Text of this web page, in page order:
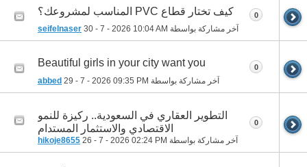
كيف تختار قطاع PVC المناسب لمشروعك؟
آخر مشاركة بواسطة seifelnaser 30 - 7 - 2026 10:04 AM
0
Beautiful girls in your city want you
آخر مشاركة بواسطة abbed 29 - 7 - 2026 09:35 PM
0
التطوير العقاري في السعودية.. ركيزة للنمو
الاقتصادي والاستثمار المستدام
آخر مشاركة بواسطة hikoje8655 26 - 7 - 2026 02:24 PM
0